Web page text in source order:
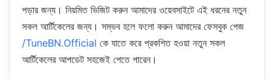
পড়ার জন্য। নিয়মিত ভিজিট করুন আমাদের ওয়েবসাইটে এই ধরনের নতুন
সকল আর্টিকেলের জন্য। সম্ভব হলে ফলো করুন আমাদের ফেসবুক পেজ
/TuneBN.Official কে যাতে করে প্রকশিত হওয়া নতুন সকল
আর্টিকেলের আপডেট সহজেই পেতে পারেন।